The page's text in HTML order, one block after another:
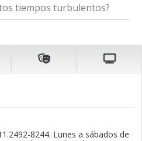
tiempos turbulentos?
8244. Lunes a sábados de